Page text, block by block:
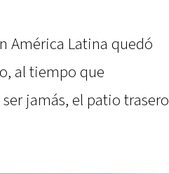
América Latina quedó
al tiempo que
jamás, el patio trasero